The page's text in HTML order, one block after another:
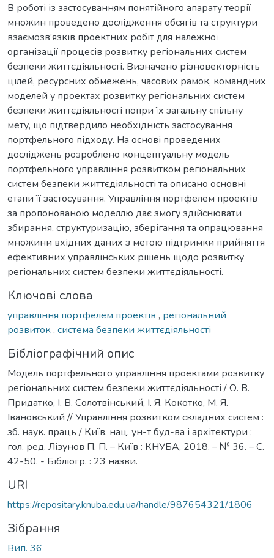
В роботі із застосуванням понятійного апарату теорії
множин проведено дослідження обсягів та структури
взаємозв’язків проектних робіт для належної
організації процесів розвитку регіональних систем
безпеки життєдіяльності. Визначено різновекторність
цілей, ресурсних обмежень, часових рамок, командних
моделей у проектах розвитку регіональних систем
безпеки життєдіяльності попри їх загальну спільну
мету, що підтвердило необхідність застосування
портфельного підходу. На основі проведених
досліджень розроблено концептуальну модель
портфельного управління розвитком регіональних
систем безпеки життєдіяльності та описано основні
етапи її застосування. Управління портфелем проектів
за пропонованою моделлю дає змогу здійснювати
збирання, структуризацію, зберігання та опрацювання
множини вхідних даних з метою підтримки прийняття
ефективних управлінських рішень щодо розвитку
регіональних систем безпеки життєдіяльності.
Ключові слова
управління портфелем проектів , регіональний
розвиток, система безпеки життєдіяльності
Бібліографічний опис
Модель портфельного управління проектами розвитку
регіональних систем безпеки життєдіяльності / О. В.
Придатко, І. В. Солотвінський, І. Я. Кокотко, М. Я.
Івановський // Управління розвитком складних систем :
зб. наук. праць / Київ. нац. ун-т буд-ва і архітектури ;
гол. ред. Лізунов П. П. – Київ : КНУБА, 2018. – № 36. – С.
42-50. - Бібліогр. : 23 назви.
URI
https://repositary.knuba.edu.ua/handle/987654321/1806
Зібрання
Вип. 36